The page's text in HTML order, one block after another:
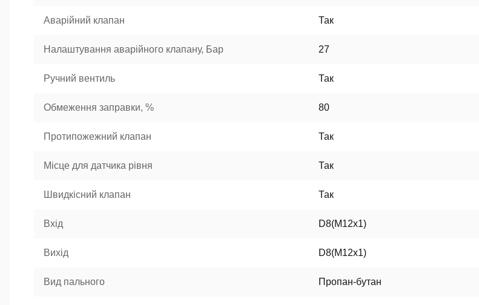
Аварійний клапан Так
Налаштування аварійного клапану, Бар 27
Ручний вентиль Так
Обмеження заправки, % 80
Протипожежний клапан Так
Місце для датчика рівня Так
Швидкісний клапан Так
Вхід D8(M12x1)
Вихід D8(M12x1)
Вид пального Пропан-бутан